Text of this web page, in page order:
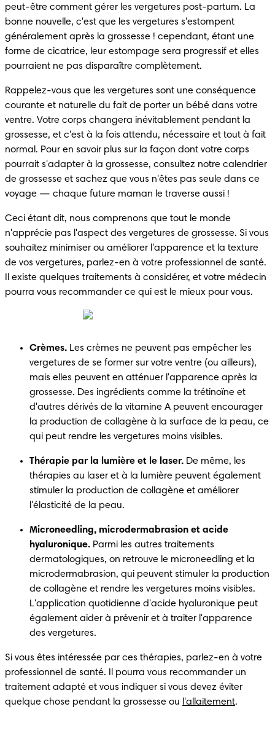
peut-être comment gérer les vergetures post-partum. La
bonne nouvelle, c'est que les vergetures s'estompent
généralement après la grossesse ! cependant, étant une
forme de cicatrice, leur estompage sera progressif et elles
pourraient ne pas disparaître complètement.
Rappelez-vous que les vergetures sont une conséquence
courante et naturelle du fait de porter un bébé dans votre
ventre. Votre corps changera inévitablement pendant la
grossesse, et c'est à la fois attendu, nécessaire et tout à fait
normal. Pour en savoir plus sur la façon dont votre corps
pourrait s'adapter à la grossesse, consultez notre calendrier
de grossesse et sachez que vous n'êtes pas seule dans ce
voyage — chaque future maman le traverse aussi !
Ceci étant dit, nous comprenons que tout le monde
n'apprécie pas l'aspect des vergetures de grossesse. Si vous
souhaitez minimiser ou améliorer l'apparence et la texture
de vos vergetures, parlez-en à votre professionnel de santé.
Il existe quelques traitements à considérer, et votre médecin
pourra vous recommander ce qui est le mieux pour vous.
Crèmes. Les crèmes ne peuvent pas empêcher les
vergetures de se former sur votre ventre (ou ailleurs),
mais elles peuvent en atténuer l'apparence après la
grossesse. Des ingrédients comme la trétinoïne et
d'autres dérivés de la vitamine A peuvent encourager
la production de collagène à la surface de la peau, ce
qui peut rendre les vergetures moins visibles.
Thérapie par la lumière et le laser. De même, les
thérapies au laser et à la lumière peuvent également
stimuler la production de collagène et améliorer
l'élasticité de la peau.
Microneedling, microdermabrasion et acide
hyaluronique. Parmi les autres traitements
dermatologiques, on retrouve le microneedling et la
microdermabrasion, qui peuvent stimuler la production
de collagène et rendre les vergetures moins visibles.
L'application quotidienne d'acide hyaluronique peut
également aider à prévenir et à traiter l'apparence
des vergetures.
Si vous êtes intéressée par ces thérapies, parlez-en à votre
professionnel de santé. Il pourra vous recommander un
traitement adapté et vous indiquer si vous devez éviter
quelque chose pendant la grossesse ou l'allaitement.